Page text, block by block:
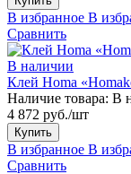
В избранное В
Сравнить
В наличии
Клей Homa
Наличие товара: В
4 872 руб./шт
Купить
В избранное В
Сравнить